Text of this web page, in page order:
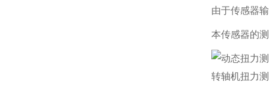
由于传感器
本传感器的
转轴机扭力